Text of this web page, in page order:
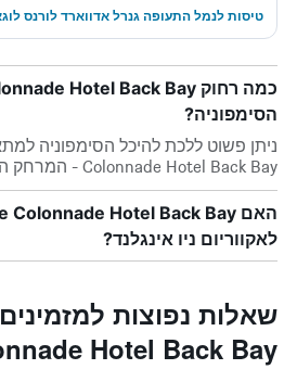
טיסות לנמל התעופה גנרל אדווארד לורנס
הסימפוניה?
Colonnade Hotel Back Bay - המרחק הוא בערך 0.5 ק"מ משם.
לאקווריום ניו אינגלנד?
Hotel Back Bay